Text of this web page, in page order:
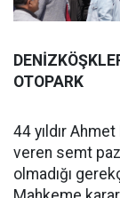
OTOPARK
44 yıldır
veren semt
olmadığı